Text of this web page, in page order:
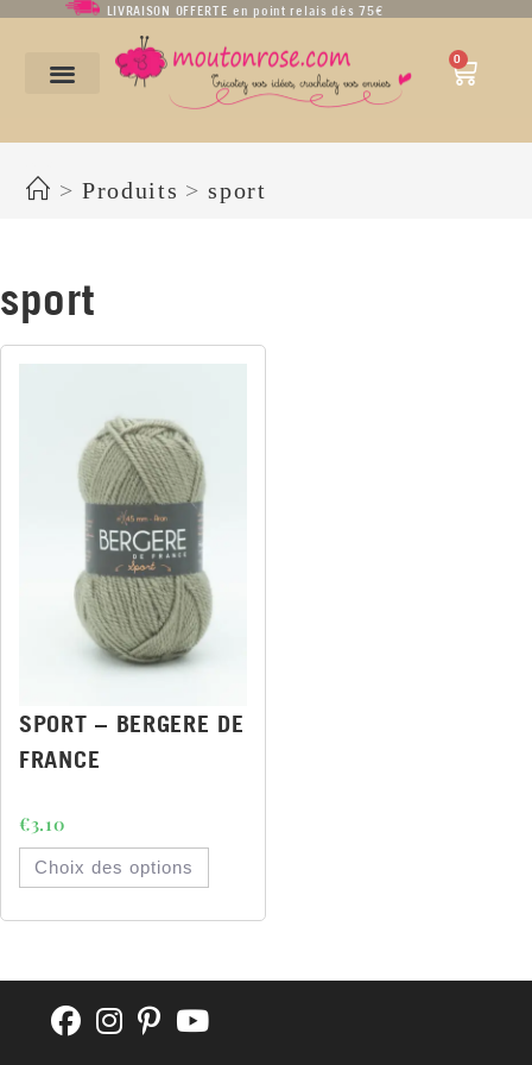
LIVRAISON OFFERTE en point relais dès 75€
0
> Produits > sport
sport
SPORT – BERGERE DE
FRANCE
€3.10
Choix des options